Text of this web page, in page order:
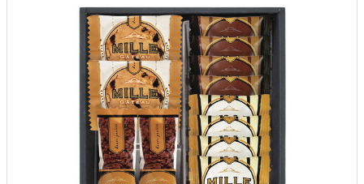
ペーパーアイテム
ブライダルバッグ